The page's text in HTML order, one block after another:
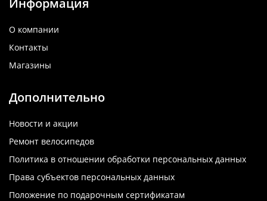
Информация
О компании
Контакты
Магазины
Дополнительно
Новости и акции
Ремонт велосипедов
Политика в отношении обработки персональных данных
Права субъектов персональных данных
Положение по подарочным сертификатам